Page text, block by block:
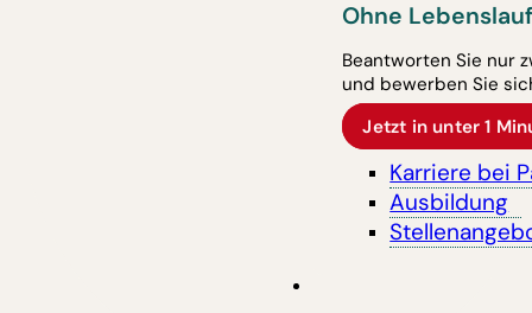
Ohne
Beantworten Sie nur
und bewerben Sie
Jetzt in unter 1
Karriere bei
Ausbildung